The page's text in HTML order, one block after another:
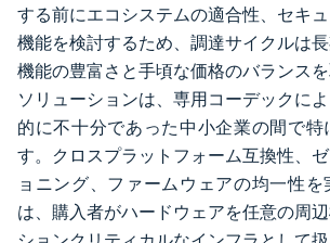
する前にエコシステムの適合性、セキ
機能を検討するため、調達サイクルは長
機能の豊富さと手頃な価格のバランス
ソリューションは、専用コーデックに
的に不十分であった中小企業の間で特
す。クロスプラットフォーム互換性、
ョニング、ファームウェアの均一性
は、購入者がハードウェアを任意の周